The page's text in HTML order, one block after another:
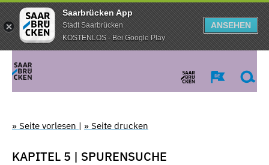
Saarbrücken App
Stadt Saarbrücken
KOSTENLOS - Bei Google Play
ANSEHEN
» Seite vorlesen | » Seite drucken
KAPITEL 5 | SPURENSUCHE